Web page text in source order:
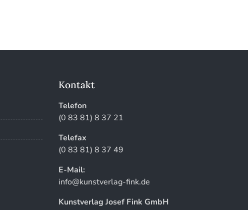
Kontakt
Telefon
(0 83 81) 8 37 21
Telefax
(0 83 81) 8 37 49
E-Mail:
info@kunstverlag-fink.de
Kunstverlag Josef Fink GmbH